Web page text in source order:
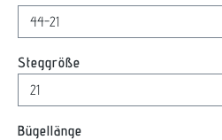
Steggröße
Bügellänge